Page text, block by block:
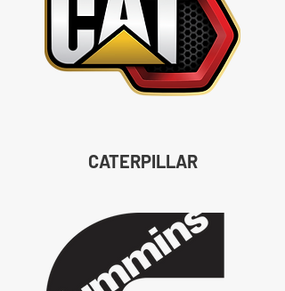
CATERPILLAR